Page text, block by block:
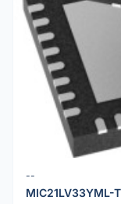
--
MIC21LV33YML-